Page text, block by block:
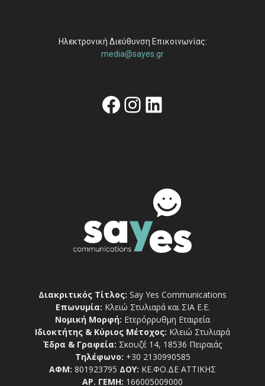
Ηλεκτρονική Διεύθυνση Επικοινωνίας:
media@sayes.gr
Facebook
Instagram
Linkedin
Διακριτικός Τίτλος: Say Yes Communications
Επωνυμία: Κλειώ Στυλιαρά και ΣΙΑ Ε.Ε.
Νομική Μορφή: Ετερόρρυθμη Εταιρεία
Ιδιοκτήτης & Κύριος Μέτοχος: Κλειώ Στυλιαρά
Έδρα & Γραφεία: Σκουζέ 14, 18536 Πειραιάς
Τηλέφωνο: +30 2130990585
ΑΦΜ: 801923795 ΔΟΥ: ΚΕ.ΦΟ.ΔΕ ΑΤΤΙΚΗΣ
ΑΡ. ΓΕΜΗ: 166005009000